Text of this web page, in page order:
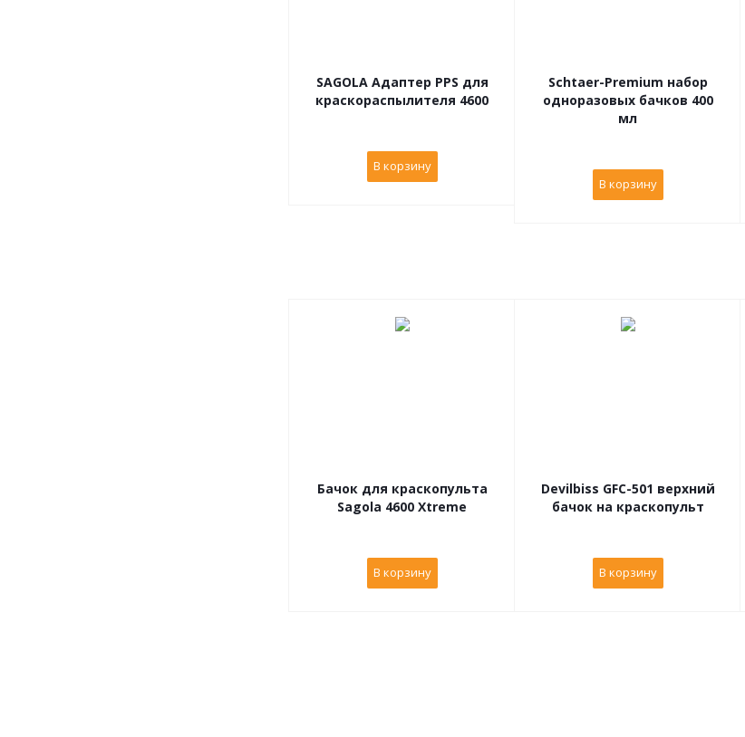
SAGOLA Адаптер PPS для
краскораспылителя 4600
В корзину
Schtaer-Premium набор
одноразовых бачков 400
мл
В корзину
Бачок для краскопульта
Sagola 4600 Xtreme
В корзину
Devilbiss GFC-501 верхний
бачок на краскопульт
В корзину